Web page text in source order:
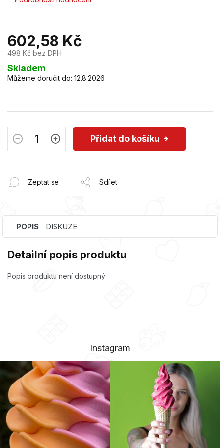
0,0
z
5
hvězdiček.
602,58 Kč
498 Kč bez DPH
Měrná
cena:
Skladem
Můžeme doručit do: 12.8.2026
Přidat do košíku
Zeptat se Sdílet
POPIS DISKUZE
Detailní popis produktu
Popis produktu není dostupný
Instagram